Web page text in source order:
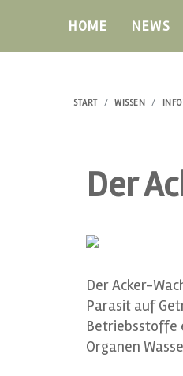
HOME NEWS
START WISSEN
Der
Der Acker-
Parasit auf
Betriebsstoffe
Organen